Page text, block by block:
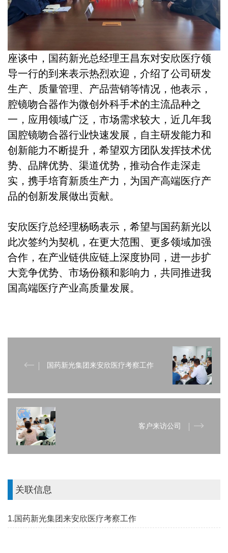
座谈中，国药新光总经理王昌东对安欣医疗领
导一行的到来表示热烈欢迎，介绍了公司研发
生产、质量管理、产品营销等情况，他表示，
腔镜吻合器作为微创外科手术的主流品种之
一，应用领域广泛，市场需求较大，近几年我
国腔镜吻合器行业快速发展，自主研发能力和
创新能力不断提升，希望双方团队发挥技术优
势、品牌优势、渠道优势，推动合作走深走
实，携手培育新质生产力，为国产高端医疗产
品的创新发展做出贡献。
安欣医疗总经理杨旸表示，希望与国药新光以
此次签约为契机，在更大范围、更多领域加强
合作，在产业链供应链上深度协同，进一步扩
大竞争优势、市场份额和影响力，共同推进我
国高端医疗产业高质量发展。
国药新光集团来安欣医疗考察工作
客户来访公司
关联信息
1.国药新光集团来安欣医疗考察工作